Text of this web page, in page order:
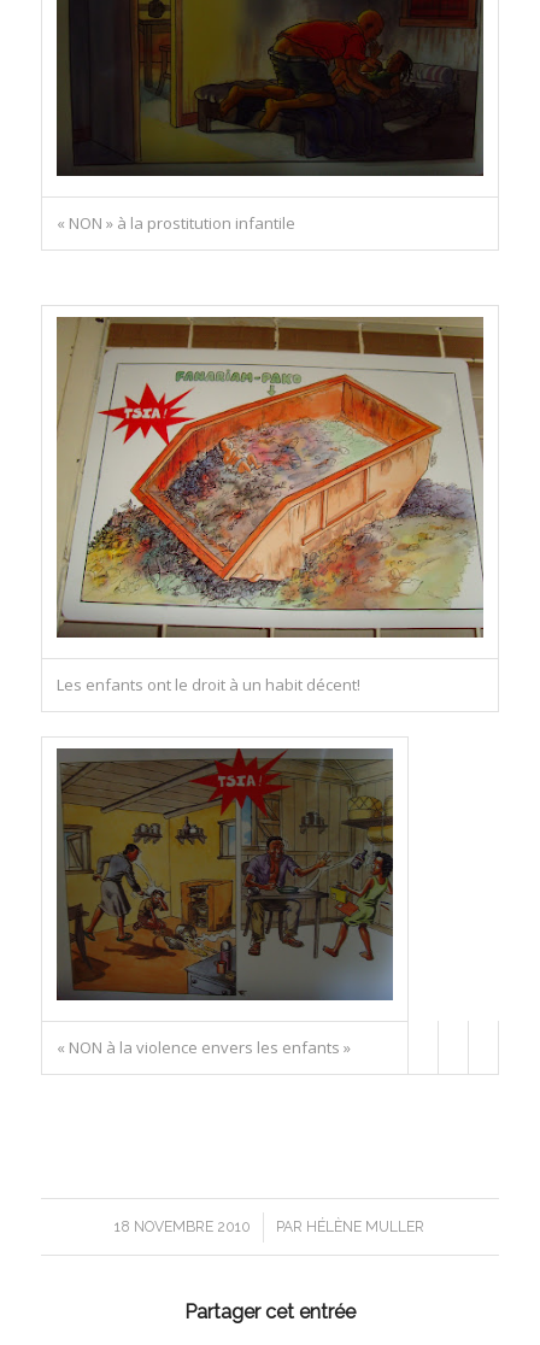
« NON » à la prostitution infantile
Les enfants ont le droit à un habit décent!
« NON à la violence envers les enfants »
18 NOVEMBRE 2010
/ PAR HÉLÈNE MULLER
Partager cet entrée